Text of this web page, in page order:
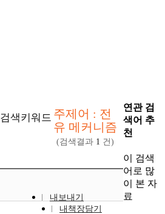
검색키워드 주제어 : 전
유 메커니즘
(검색결과 1 건)
내보내기
내책장담기
연관 검
색어 추
천
이 검색
어로 많
이 본 자
료